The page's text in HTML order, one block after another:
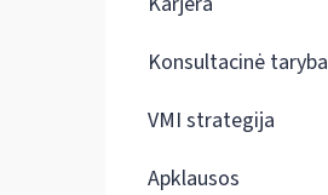
Konsultacinė taryba
VMI strategija
Apklausos